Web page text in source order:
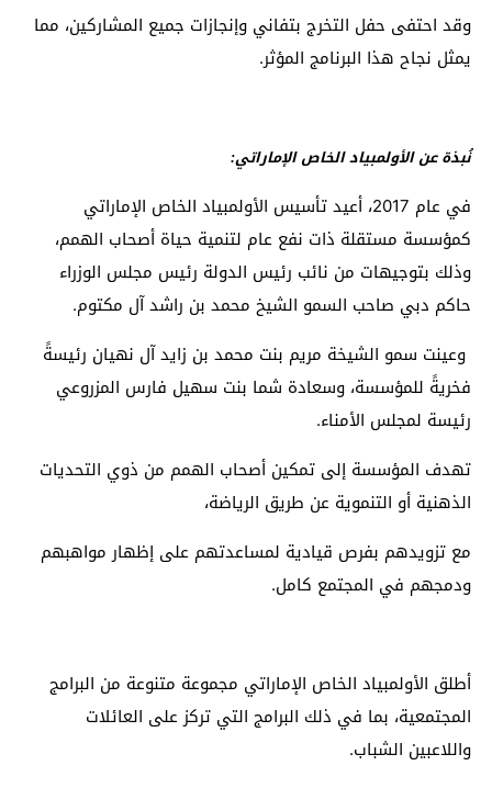
وقد احتفى حفل التخرج بتفاني وإنجازات جميع المشاركين، مما
يمثل نجاح هذا البرنامج المؤثر.
نُبذة عن الأولمبياد الخاص الإماراتي:
في عام 2017، أعيد تأسيس الأولمبياد الخاص الإماراتي
كمؤسسة مستقلة ذات نفع عام لتنمية حياة أصحاب الهمم،
وذلك بتوجيهات من نائب رئيس الدولة رئيس مجلس الوزراء
حاكم دبي صاحب السمو الشيخ محمد بن راشد آل مكتوم.
وعينت سمو الشيخة مريم بنت محمد بن زايد آل نهيان رئيسةً
فخريةً للمؤسسة، وسعادة شما بنت سهيل فارس المزروعي
رئيسة لمجلس الأمناء.
تهدف المؤسسة إلى تمكين أصحاب الهمم من ذوي التحديات
الذهنية أو التنموية عن طريق الرياضة،
مع تزويدهم بفرص قيادية لمساعدتهم على إظهار مواهبهم
ودمجهم في المجتمع كامل.
أطلق الأولمبياد الخاص الإماراتي مجموعة متنوعة من البرامج
المجتمعية، بما في ذلك البرامج التي تركز على العائلات
واللاعبين الشباب.